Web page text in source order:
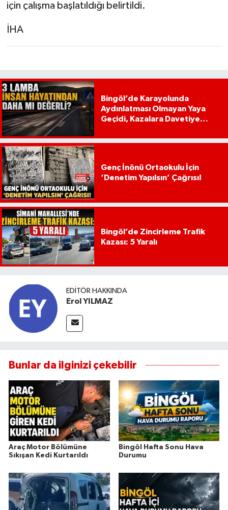
için çalışma başlatıldığı belirtildi.
İHA
Bingöl’de Karayolunda
Aydınlatması Olmayan Yaya
Geçidi, Kazalara Davetiye
Genç İnönü Ortaokulu İçin
‘Denetim Yapılsın’ Çağrısı!
Bingöl’de Zincirleme Trafik
Kazası: 5 Yaralı
EDITÖR HAKKINDA
Erol YILMAZ
Bunlar da ilginizi çekebilir
Araç Motor Bölümüne
Sıkışan Kedi Kurtarıldı
Bingöl Hafta Sonu Hava
Durumu